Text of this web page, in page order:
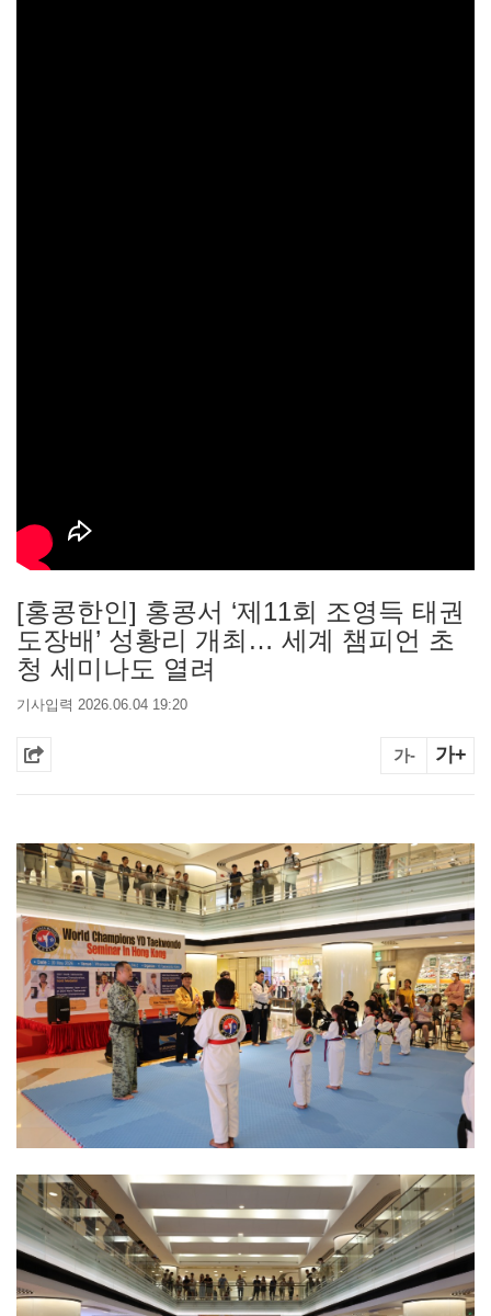
[홍콩한인] 홍콩서 ‘제11회 조영득 태권
도장배’ 성황리 개최… 세계 챔피언 초
청 세미나도 열려
기사입력 2026.06.04 19:20
가- 가+